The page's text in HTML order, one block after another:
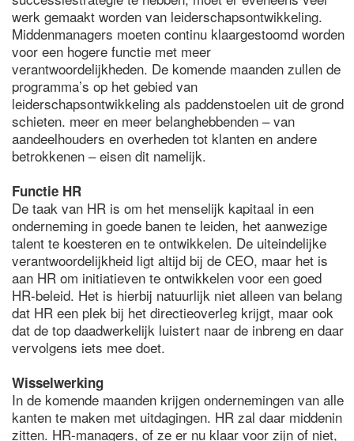
werk gemaakt worden van leiderschapsontwikkeling.
Middenmanagers moeten continu klaargestoomd worden
voor een hogere functie met meer
verantwoordelijkheden. De komende maanden zullen de
programma’s op het gebied van
leiderschapsontwikkeling als paddenstoelen uit de grond
schieten. meer en meer belanghebbenden – van
aandeelhouders en overheden tot klanten en andere
betrokkenen – eisen dit namelijk.
Functie HR
De taak van HR is om het menselijk kapitaal in een
onderneming in goede banen te leiden, het aanwezige
talent te koesteren en te ontwikkelen. De uiteindelijke
verantwoordelijkheid ligt altijd bij de CEO, maar het is
aan HR om initiatieven te ontwikkelen voor een goed
HR-beleid. Het is hierbij natuurlijk niet alleen van belang
dat HR een plek bij het directieoverleg krijgt, maar ook
dat de top daadwerkelijk luistert naar de inbreng en daar
vervolgens iets mee doet.
Wisselwerking
In de komende maanden krijgen ondernemingen van alle
kanten te maken met uitdagingen. HR zal daar middenin
zitten. HR-managers, of ze er nu klaar voor zijn of niet,